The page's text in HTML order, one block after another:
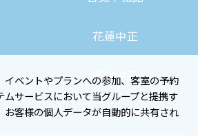
花蓮中正
高雄中正
大阪心斎橋
イベントやプランへの参加、客室の予約
ムサービスにおいて当グループと提携す
お客様の個人データが自動的に共有され